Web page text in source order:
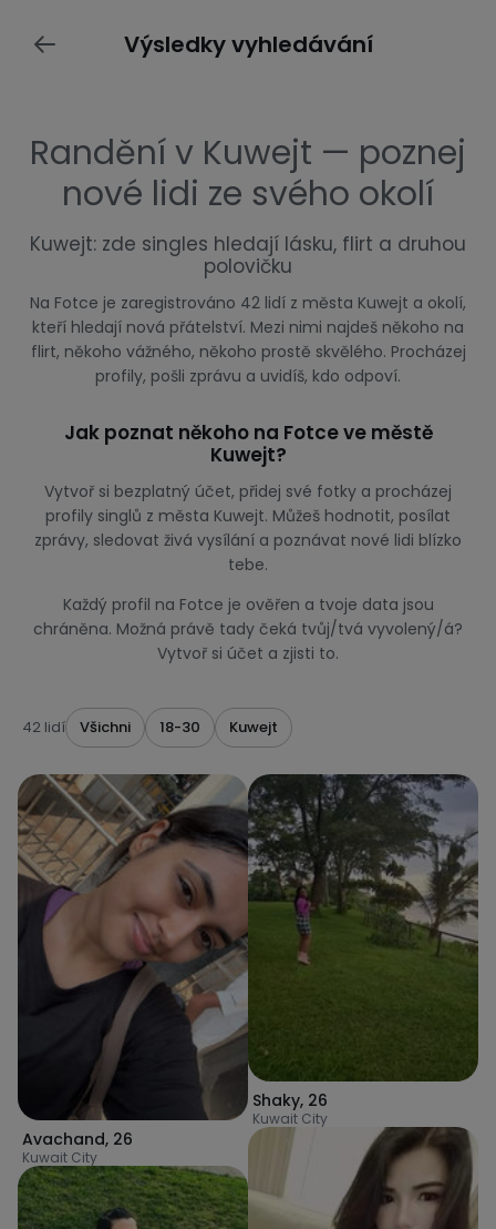
Výsledky vyhledávání
Randění v Kuwejt — poznej
nové lidi ze svého okolí
Kuwejt: zde singles hledají lásku, flirt a druhou
polovičku
Na Fotce je zaregistrováno 42 lidí z města Kuwejt a okolí,
kteří hledají nová přátelství. Mezi nimi najdeš někoho na
flirt, někoho vážného, někoho prostě skvělého. Procházej
profily, pošli zprávu a uvidíš, kdo odpoví.
Jak poznat někoho na Fotce ve městě
Kuwejt?
Vytvoř si bezplatný účet, přidej své fotky a procházej
profily singlů z města Kuwejt. Můžeš hodnotit, posílat
zprávy, sledovat živá vysílání a poznávat nové lidi blízko
tebe.
Každý profil na Fotce je ověřen a tvoje data jsou
chráněna. Možná právě tady čeká tvůj/tvá vyvolený/á?
Vytvoř si účet a zjisti to.
42 lidí Všichni 18-30 Kuwejt
Avachand, 26
Kuwait City
Shaky, 26
Kuwait City